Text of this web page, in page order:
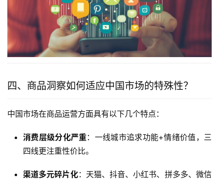
四、商品洞察如何适应中国市场的特殊性？
中国市场在商品运营方面具有以下几个特点：
消费层级分化严重：一线城市追求功能+情绪价值，三
四线更注重性价比。
渠道多元碎片化：天猫、抖音、小红书、拼多多、微信